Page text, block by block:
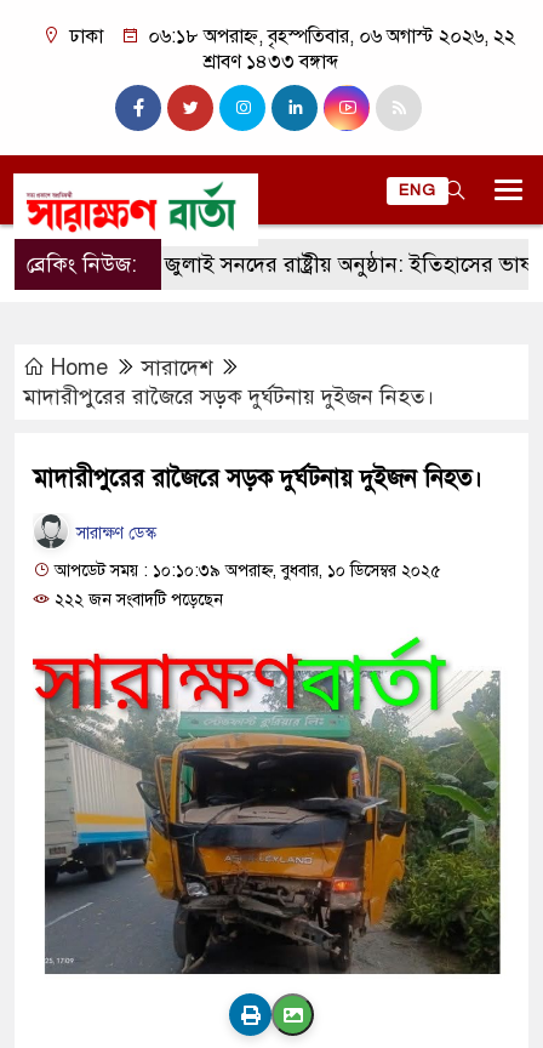
ঢাকা
০৬:১৮ অপরাহ্ন, বৃহস্পতিবার, ০৬ অগাস্ট ২০২৬, ২২
শ্রাবণ ১৪৩৩ বঙ্গাব্দ
ENG
ব্রেকিং নিউজ:জুলাই সনদের রাষ্ট্রীয় অনুষ্ঠান: ইতিহাসের ভাষ্য,
Home
সারাদেশ
মাদারীপুরের রাজৈরে সড়ক দুর্ঘটনায় দুইজন নিহত।
মাদারীপুরের রাজৈরে সড়ক দুর্ঘটনায় দুইজন নিহত।
সারাক্ষণ ডেস্ক
আপডেট সময় : ১০:১০:৩৯ অপরাহ্ন, বুধবার, ১০ ডিসেম্বর ২০২৫
২২২ জন সংবাদটি পড়েছেন